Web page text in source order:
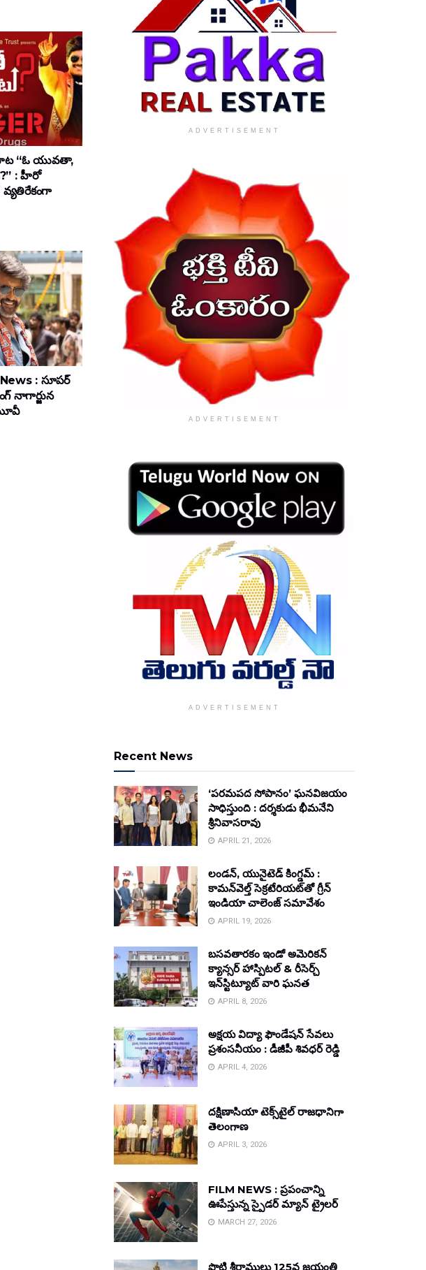
“ఓ యువతా,
: హీరో
వ్యతిరేకంగా
: సూపర్
నాగార్జున
ADVERTISEMENT
ADVERTISEMENT
ADVERTISEMENT
Recent News
‘పరమపద సోపానం’ ఘనవిజయం
సాధిస్తుంది : దర్శకుడు భీమనేని
శ్రీనివాసరావు
APRIL 21, 2026
లండన్, యునైటెడ్ కింగ్డమ్ :
కామన్‌వెల్త్ సెక్రటేరియట్‌తో గ్రీన్
ఇండియా చాలెంజ్ సమావేశం
APRIL 19, 2026
బసవతారకం ఇండో అమెరికన్
క్యాన్సర్ హాస్పిటల్ & రీసెర్చ్
ఇన్‌స్టిట్యూట్ వారి ఘనత
APRIL 8, 2026
అక్షయ విద్యా ఫౌండేషన్ సేవలు
ప్రశంసనీయం : డీజీపీ శివధర్ రెడ్డి
APRIL 4, 2026
దక్షిణాసియా టెక్స్‌టైల్ రాజధానిగా
తెలంగాణ
APRIL 3, 2026
FILM NEWS : ప్రపంచాన్ని
ఊపేస్తున్న స్పైడర్ మ్యాన్ ట్రైలర్
MARCH 27, 2026
పొట్టి శ్రీరాములు 125వ జయంతి